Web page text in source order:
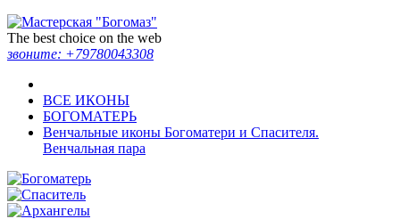
The best choice on the web
звоните: +79780043308
ВСЕ ИКОНЫ
БОГОМАТЕРЬ
Венчальные иконы Богоматери и Спасителя.
Венчальная пара